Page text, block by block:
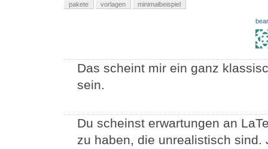
pakete vorlagen minimalbeispiel
Das scheint mir ein ganz
sein.
Du scheinst erwartungen an
zu haben, die unrealistisch